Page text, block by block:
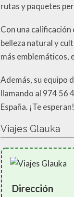
rutas y paquetes
Con una
belleza natural y
más emblemáticos,
Además, su equipo
llamando al 974 56
España. ¡Te esperan!
Viajes Glauka
Dirección